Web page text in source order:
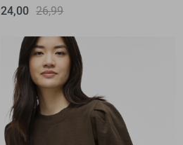
24,00 26,99